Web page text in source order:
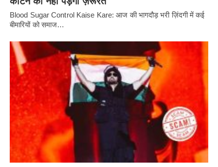
Blood Sugar Control Kaise Kare: आज की भागदौड़ भरी ज़िंदगी में कई
बीमारियों को समाज…